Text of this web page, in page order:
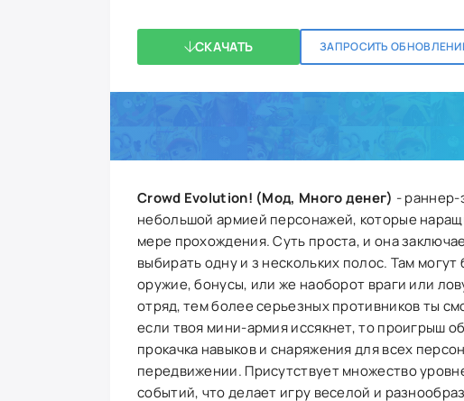
СКАЧАТЬ ЗАПРОСИТЬ
Crowd Evolution! (Мод, Много денег) - раннер-
небольшой армией персонажей, которые
мере прохождения. Суть проста, и она
выбирать одну и з нескольких полос. Там
оружие, бонусы, или же наоборот враги или
отряд, тем более серьезных противников ты
если твоя мини-армия иссякнет, то проигрыш
прокачка навыков и снаряжения для всех
передвижении. Присутствует множество
событий, что делает игру веселой и